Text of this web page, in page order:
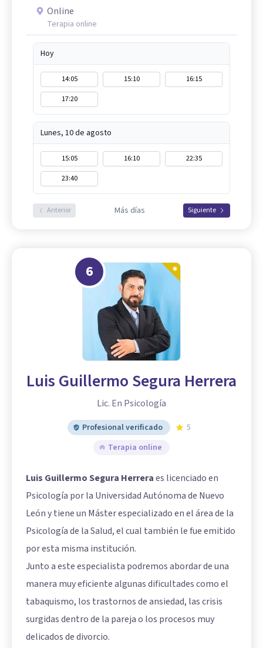
Online
Terapia online
Hoy
14:05 15:10
16:15
17:20
Lunes, 10 de agosto
15:05 16:10
22:35
23:40
Anterior Más días Siguiente
6
Luis Guillermo Segura Herrera
Lic. En Psicología
Profesional verificado
5
Terapia online
Luis Guillermo Segura Herreraes licenciado en
Psicología por la Universidad Autónoma de Nuevo
León y tiene un Máster especializado en el área de la
Psicología de la Salud, el cual también le fue emitido
por esta misma institución.
Junto a este especialista podremos abordar de una
manera muy eficiente algunas dificultades como el
tabaquismo, los trastornos de ansiedad, las crisis
surgidas dentro de la pareja o los procesos muy
delicados de divorcio.